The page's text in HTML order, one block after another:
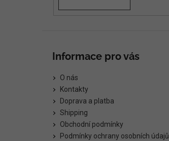
Informace pro vás
O nás
Kontakty
Doprava a platba
Shipping
Obchodní podmínky
Podmínky ochrany osobních údajů